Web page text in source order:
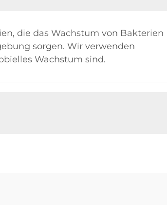
die das Wachstum von Bakterien
sorgen. Wir verwenden
Wachstum sind.